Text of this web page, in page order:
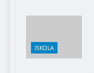
ISKOLA